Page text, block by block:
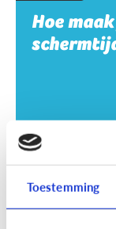
Toestemming
Hoe